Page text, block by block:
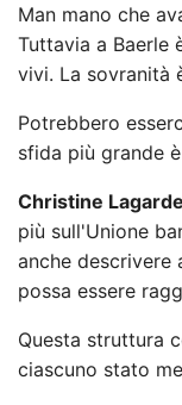
Man mano che
Tuttavia a Baerle
vivi. La sovranità
Potrebbero
sfida più grande
Christine
più sull'Unione
anche descrivere
possa essere
Questa struttura
ciascuno stato